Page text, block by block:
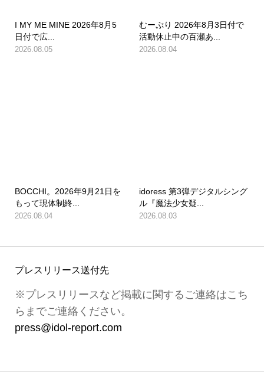
I MY ME MINE 2026年8月5
日付で広...
2026.08.05
むーぷり 2026年8月3日付で
活動休止中の百瀬あ...
2026.08.04
BOCCHI。2026年9月21日を
もって現体制終...
2026.08.04
idoress 第3弾デジタルシング
ル『魔法少女疑...
2026.08.03
プレスリリース送付先
※プレスリリースなど掲載に関するご連絡はこち
らまでご連絡ください。
press@idol-report.com